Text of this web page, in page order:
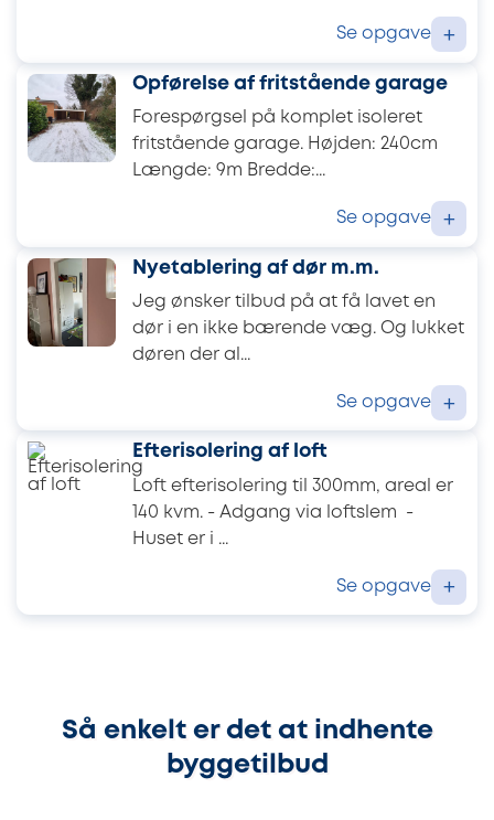
Se opgave +
Opførelse af fritstående garage
Forespørgsel på komplet isoleret
fritstående garage. Højden: 240cm
Længde: 9m Bredde:...
Se opgave +
Nyetablering af dør m.m.
Jeg ønsker tilbud på at få lavet en
dør i en ikke bærende væg. Og lukket
døren der al...
Se opgave +
Efterisolering af loft
Loft efterisolering til 300mm, areal er
140 kvm. - Adgang via loftslem -
Huset er i ...
Se opgave +
Så enkelt er det at indhente
byggetilbud